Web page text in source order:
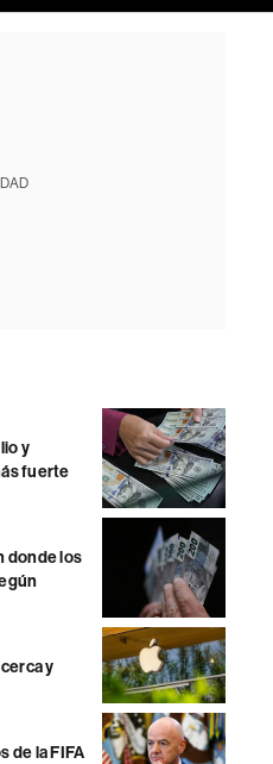
y
fuerte
donde los
y
de la FIFA